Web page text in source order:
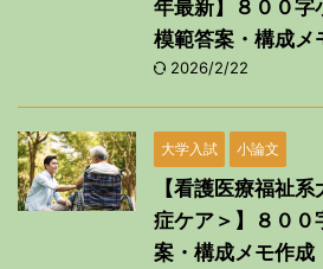
年最新】８００字
模範答案・構成メ
2026/2/22
大学入試 小論文
【看護医療福祉
症ケア＞】８００
案・構成メモ作成